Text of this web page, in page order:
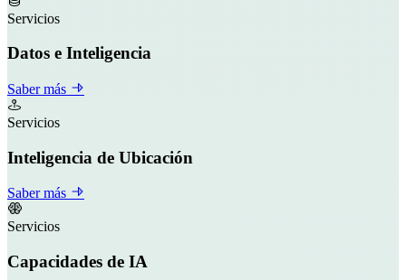
Servicios
Datos e Inteligencia
Saber más
Servicios
Inteligencia de Ubicación
Saber más
Servicios
Capacidades de IA